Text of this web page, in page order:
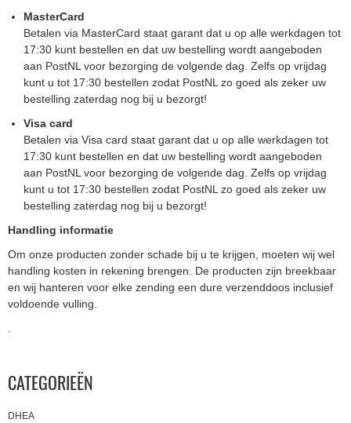
CATEGORIEËN
DHEA
MasterCard
Betalen via MasterCard staat garant dat u op alle werkdagen tot
17:30 kunt bestellen en dat uw bestelling wordt aangeboden
aan PostNL voor bezorging de volgende dag. Zelfs op vrijdag
kunt u tot 17:30 bestellen zodat PostNL zo goed als zeker uw
bestelling zaterdag nog bij u bezorgt!
Visa card
Betalen via Visa card staat garant dat u op alle werkdagen tot
17:30 kunt bestellen en dat uw bestelling wordt aangeboden
aan PostNL voor bezorging de volgende dag. Zelfs op vrijdag
kunt u tot 17:30 bestellen zodat PostNL zo goed als zeker uw
bestelling zaterdag nog bij u bezorgt!
Handling informatie
Om onze producten zonder schade bij u te krijgen, moeten wij wel
handling kosten in rekening brengen. De producten zijn breekbaar
en wij hanteren voor elke zending een dure verzenddoos inclusief
voldoende vulling.
.